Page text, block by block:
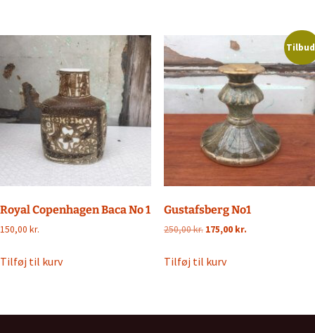
Royal Copenhagen Baca No 1
150,00 kr.
Tilføj til kurv
Gustafsberg No1
250,00kr. Den
pris
175,00 kr.Den
Tilføj til kurv